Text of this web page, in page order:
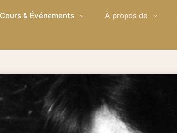
Cours & Événements À propos de